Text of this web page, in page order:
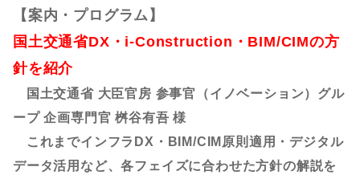
【案内・ プログラム】
国土交通省DX・i-Construction・BIM/CIMの方
針を紹介
国土交通省 大臣官房 参事官（イノベーション）グル
ープ 企画専門官 桝谷有吾 様
これまでインフラDX・BIM/CIM原則適用・デジタル
データ活用など、各フェイズに合わせた方針の解説を